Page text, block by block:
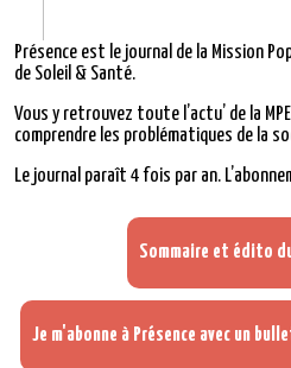
Présence est le journal de la Mission
de Soleil & Santé.
Vous y retrouvez toute l’actu’ de la
comprendre les problématiques de la
Le journal paraît 4 fois par an.
Sommaire et édito
Je m'abonne à Présence avec un